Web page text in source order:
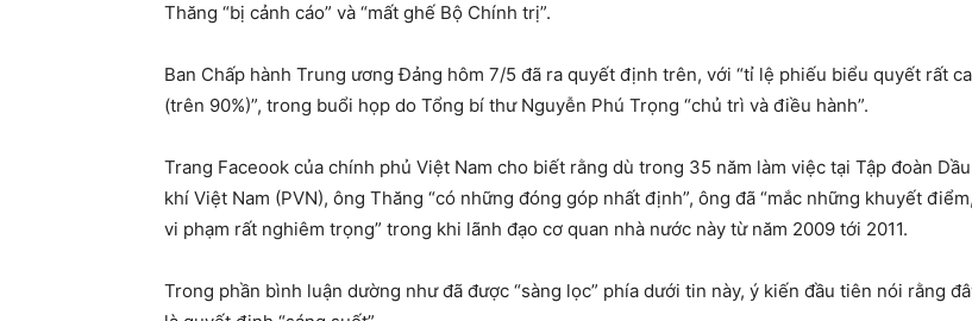
Thăng “bị cảnh cáo” và “mất ghế Bộ Chính trị”.
Ban Chấp hành Trung ương Đảng hôm 7/5 đã ra quyết định trên, với “tỉ lệ phiếu biểu quyết rất
(trên 90%)”, trong buổi họp do Tổng bí thư Nguyễn Phú Trọng “chủ trì và điều hành”.
Trang Faceook của chính phủ Việt Nam cho biết rằng dù trong 35 năm làm việc tại Tập đoàn Dầu
khí Việt Nam (PVN), ông Thăng “có những đóng góp nhất định”, ông đã “mắc những khuyết điểm,
vi phạm rất nghiêm trọng” trong khi lãnh đạo cơ quan nhà nước này từ năm 2009 tới 2011.
Trong phần bình luận dường như đã được “sàng lọc” phía dưới tin này, ý kiến đầu tiên nói rằng